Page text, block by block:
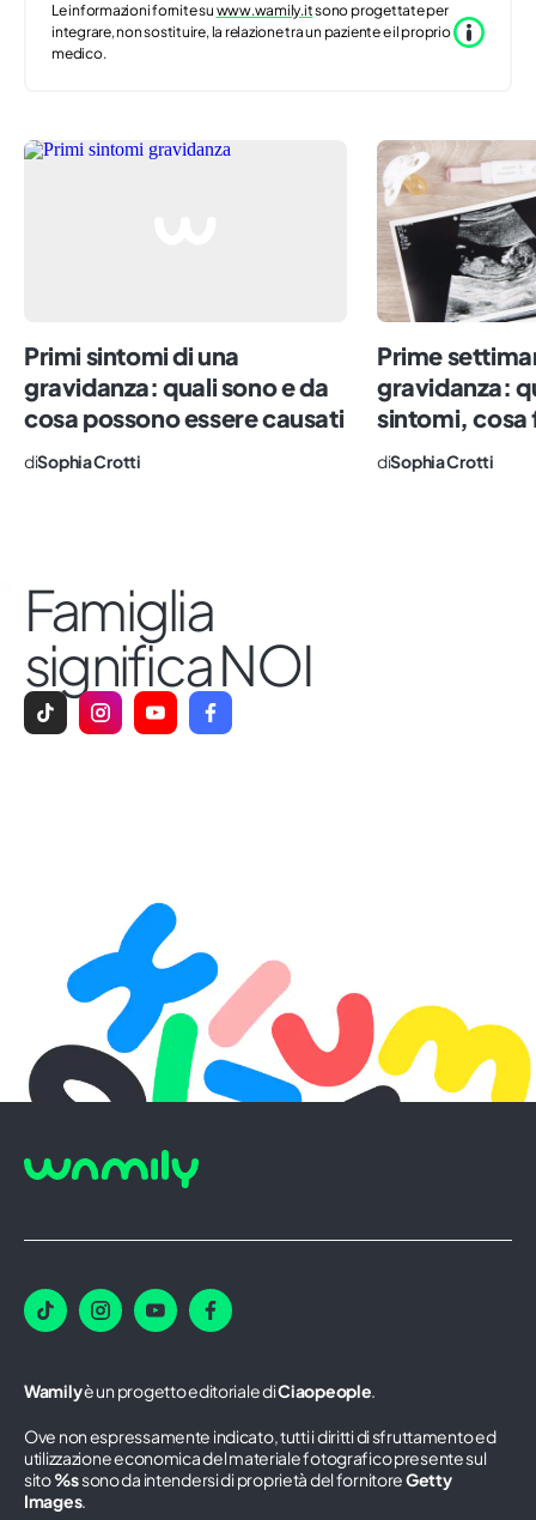
Le informazioni fornite su www.wamily.itsono progettate per
integrare, non sostituire, la relazione tra un paziente e il proprio
medico.
Primi sintomi di una
gravidanza: quali sono e da
cosa possono essere causati
diSophia Crotti
Prime
gravidanza:
sintomi, cosa
diSophia Crotti
Famiglia
significa NOI
Wamilyè un progetto editoriale diCiaopeople.
Ove non espressamente indicato, tutti i diritti di sfruttamento ed
utilizzazione economica del materiale fotografico presente sul
sito%ssono da intendersi di proprietà del fornitoreGetty
Images.